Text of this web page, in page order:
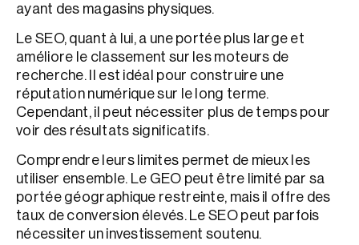
ayant des magasins physiques.
Le SEO, quant à lui, a une portée plus large et
améliore le classement sur les moteurs de
recherche. Il est idéal pour construire une
réputation numérique sur le long terme.
Cependant, il peut nécessiter plus de temps pour
voir des résultats significatifs.
Comprendre leurs limites permet de mieux les
utiliser ensemble. Le GEO peut être limité par sa
portée géographique restreinte, mais il offre des
taux de conversion élevés. Le SEO peut parfois
nécessiter un investissement soutenu.